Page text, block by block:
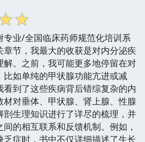
☆
专业/全国临床药师规范化培训系
章节，我最大的收获是对内分泌疾
解。之前，我可能更多地停留在对
比如单纯的甲状腺功能亢进或减
看到了这些疾病背后错综复杂的内
材对垂体、甲状腺、肾上腺、性腺
剖生理知识进行了详尽的梳理，并
的相互联系和反馈机制。例如，
乏症时，书中不仅详细描述了生长